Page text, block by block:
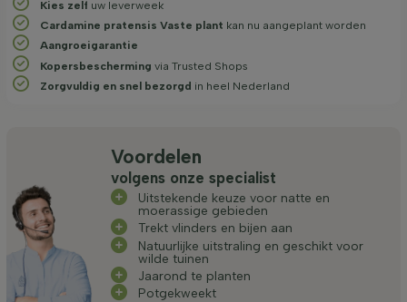
Kies zelf uw leverweek
Cardamine pratensis Vaste plant kan nu aangeplant worden
Aangroeigarantie
Kopersbescherming via Trusted Shops
Zorgvuldig en snel bezorgd in heel Nederland
Voordelen
volgens onze specialist
Uitstekende keuze voor natte en
moerassige gebieden
Trekt vlinders en bijen aan
Natuurlijke uitstraling en geschikt voor
wilde tuinen
Jaarond te planten
Potgekweekt